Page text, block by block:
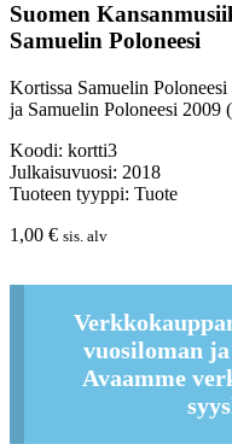
Suomen
Samuelin Poloneesi
Kortissa Samuelin
ja Samuelin Poloneesi 2009
Koodi: kortti3
Julkaisuvuosi: 2018
Tuoteen tyyppi: Tuote
1,00 € sis. alv
vuosiloman
Avaamme